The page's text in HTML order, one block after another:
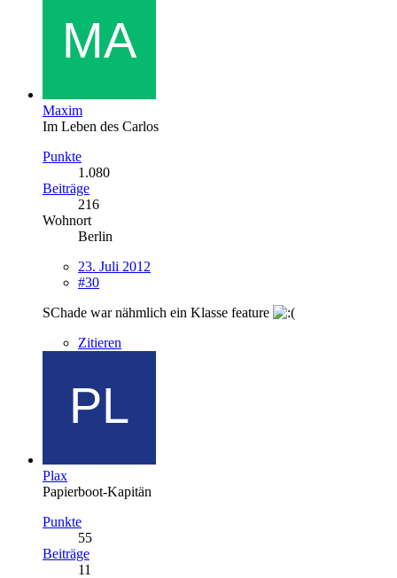
Maxim
Im Leben des Carlos
Punkte
1.080
Beiträge
216
Wohnort
Berlin
23. Juli 2012
#30
SChade war nähmlich ein Klasse feature
Zitieren
Plax
Papierboot-Kapitän
Punkte
55
Beiträge
11